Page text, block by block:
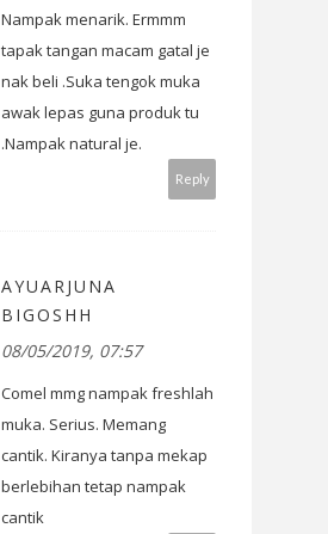
Nampak menarik. Ermmm
tapak tangan macam gatal je
nak beli .Suka tengok muka
awak lepas guna produk tu
.Nampak natural je.
Reply
AYUARJUNA
BIGOSHH
08/05/2019, 07:57
Comel mmg nampak freshlah
muka. Serius. Memang
cantik. Kiranya tanpa mekap
berlebihan tetap nampak
cantik